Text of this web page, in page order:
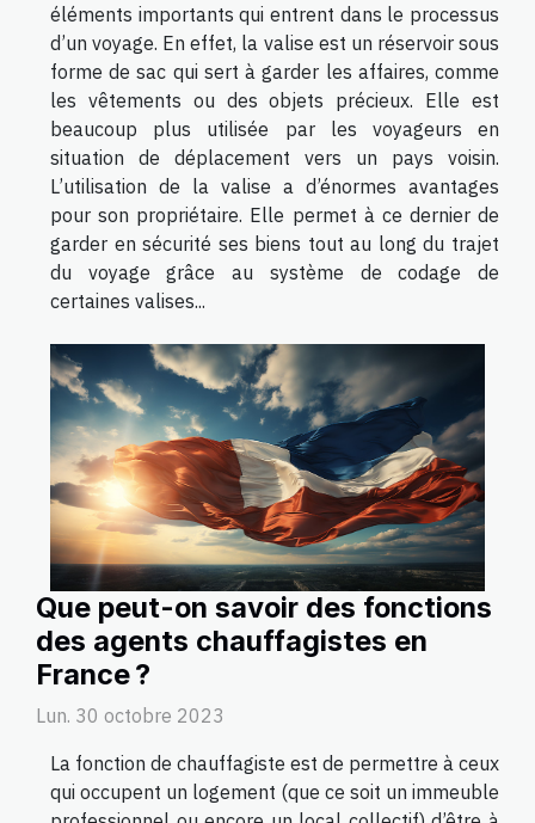
éléments importants qui entrent dans le processus
d’un voyage. En effet, la valise est un réservoir sous
forme de sac qui sert à garder les affaires, comme
les vêtements ou des objets précieux. Elle est
beaucoup plus utilisée par les voyageurs en
situation de déplacement vers un pays voisin.
L’utilisation de la valise a d’énormes avantages
pour son propriétaire. Elle permet à ce dernier de
garder en sécurité ses biens tout au long du trajet
du voyage grâce au système de codage de
certaines valises...
Que peut-on savoir des fonctions
des agents chauffagistes en
France ?
Lun. 30 octobre 2023
La fonction de chauffagiste est de permettre à ceux
qui occupent un logement (que ce soit un immeuble